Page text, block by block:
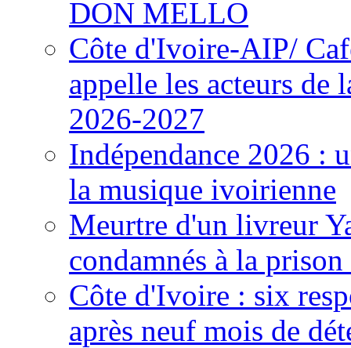
DON MELLO
Côte d'Ivoire-AIP/
appelle les acteurs de
2026-2027
Indépendance 2026 :
la musique ivoirienne
Meurtre d'un livreur
condamnés à la
Côte d'Ivoire : six
après neuf mois de